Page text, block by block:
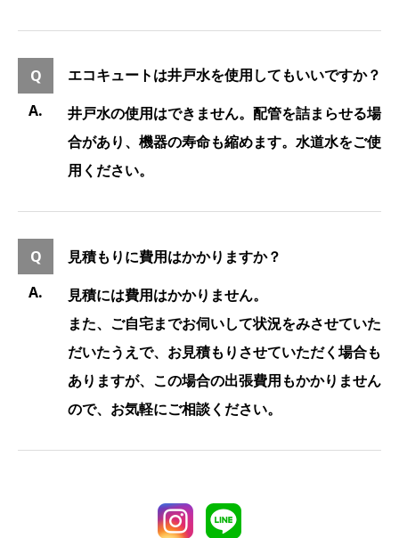
エコキュートは井戸水を使用してもいいですか？
井戸水の使用はできません。配管を詰まらせる場
合があり、機器の寿命も縮めます。水道水をご使
用ください。
見積もりに費用はかかりますか？
見積には費用はかかりません。
また、ご自宅までお伺いして状況をみさせていた
だいたうえで、お見積もりさせていただく場合も
ありますが、この場合の出張費用もかかりません
ので、お気軽にご相談ください。